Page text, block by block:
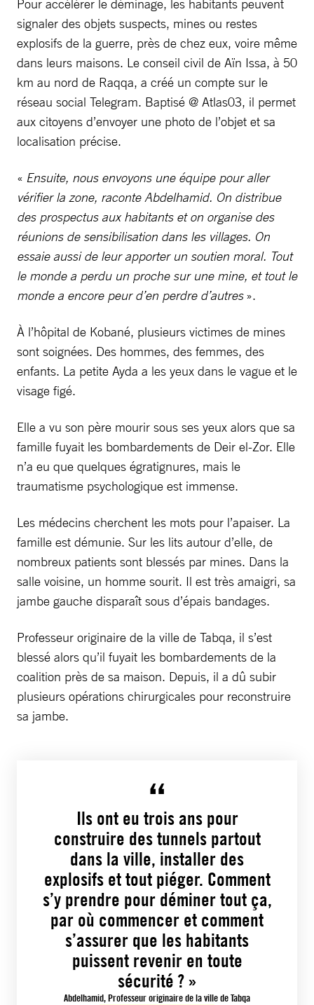
Pour accélérer le déminage, les habitants peuvent
signaler des objets suspects, mines ou restes
explosifs de la guerre, près de chez eux, voire même
dans leurs maisons. Le conseil civil de Aïn Issa, à 50
km au nord de Raqqa, a créé un compte sur le
réseau social Telegram. Baptisé @ Atlas03, il permet
aux citoyens d’envoyer une photo de l’objet et sa
localisation précise.
« Ensuite, nous envoyons une équipe pour aller
vérifier la zone, raconte Abdelhamid. On distribue
des prospectus aux habitants et on organise des
réunions de sensibilisation dans les villages. On
essaie aussi de leur apporter un soutien moral. Tout
le monde a perdu un proche sur une mine, et tout le
monde a encore peur d’en perdre d’autres».
À l’hôpital de Kobané, plusieurs victimes de mines
sont soignées. Des hommes, des femmes, des
enfants. La petite Ayda a les yeux dans le vague et le
visage figé.
Elle a vu son père mourir sous ses yeux alors que sa
famille fuyait les bombardements de Deir el-Zor. Elle
n’a eu que quelques égratignures, mais le
traumatisme psychologique est immense.
Les médecins cherchent les mots pour l’apaiser. La
famille est démunie. Sur les lits autour d’elle, de
nombreux patients sont blessés par mines. Dans la
salle voisine, un homme sourit. Il est très amaigri, sa
jambe gauche disparaît sous d’épais bandages.
Professeur originaire de la ville de Tabqa, il s’est
blessé alors qu’il fuyait les bombardements de la
coalition près de sa maison. Depuis, il a dû subir
plusieurs opérations chirurgicales pour reconstruire
sa jambe.
Ils ont eu trois ans pour
construire des tunnels partout
dans la ville, installer des
explosifs et tout piéger. Comment
s’y prendre pour déminer tout ça,
par où commencer et comment
s’assurer que les habitants
puissent revenir en toute
sécurité ? »
Abdelhamid, Professeur originaire de la ville de Tabqa